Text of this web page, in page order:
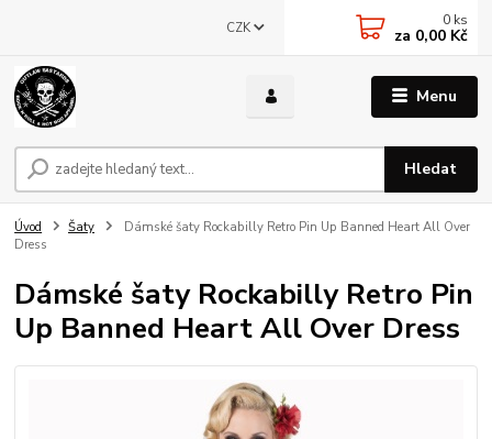
Menu
CZK
Hledat
0 ks
za 0,00 Kč
Úvod Šaty
Dámské šaty Rockabilly Retro Pin Up Banned Heart All Over
Dress
Dámské šaty Rockabilly Retro Pin
Up Banned Heart All Over Dress